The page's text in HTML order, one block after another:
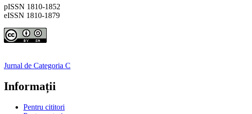
pISSN 1810-1852
eISSN 1810-1879
Jurnal de Categoria C
Informații
Pentru cititori